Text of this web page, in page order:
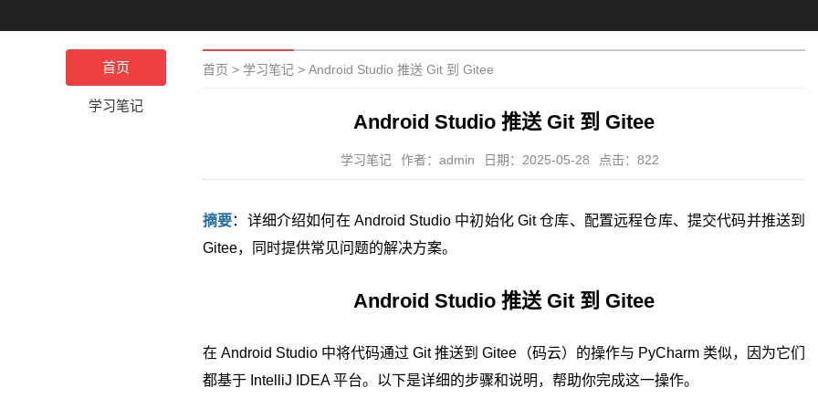
首页
学习笔记
首页 > 学习笔记 > Android Studio 推送 Git 到 Gitee
Android Studio 推送 Git 到 Gitee
学习笔记 作者：admin 日期：2025-05-28 点击：822
摘要：详细介绍如何在 Android Studio 中初始化 Git 仓库、配置远程仓库、提交代码并推送到
Gitee，同时提供常见问题的解决方案。
Android Studio 推送 Git 到 Gitee
在 Android Studio 中将代码通过 Git 推送到 Gitee（码云）的操作与 PyCharm 类似，因为它们
都基于 IntelliJ IDEA 平台。以下是详细的步骤和说明，帮助你完成这一操作。